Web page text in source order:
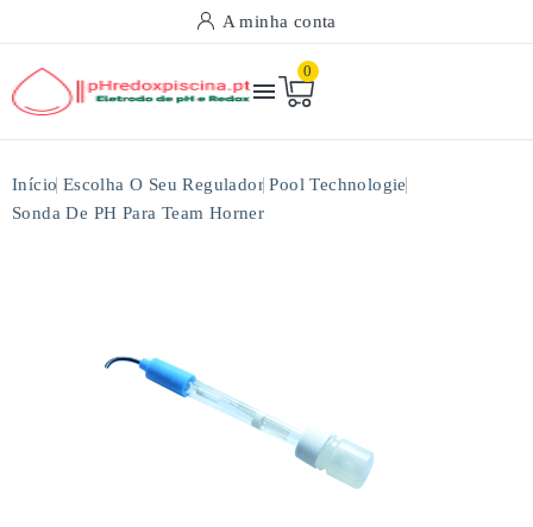
A minha conta

0
Início Escolha O Seu Regulador Pool Technologie
Sonda De PH Para Team Horner